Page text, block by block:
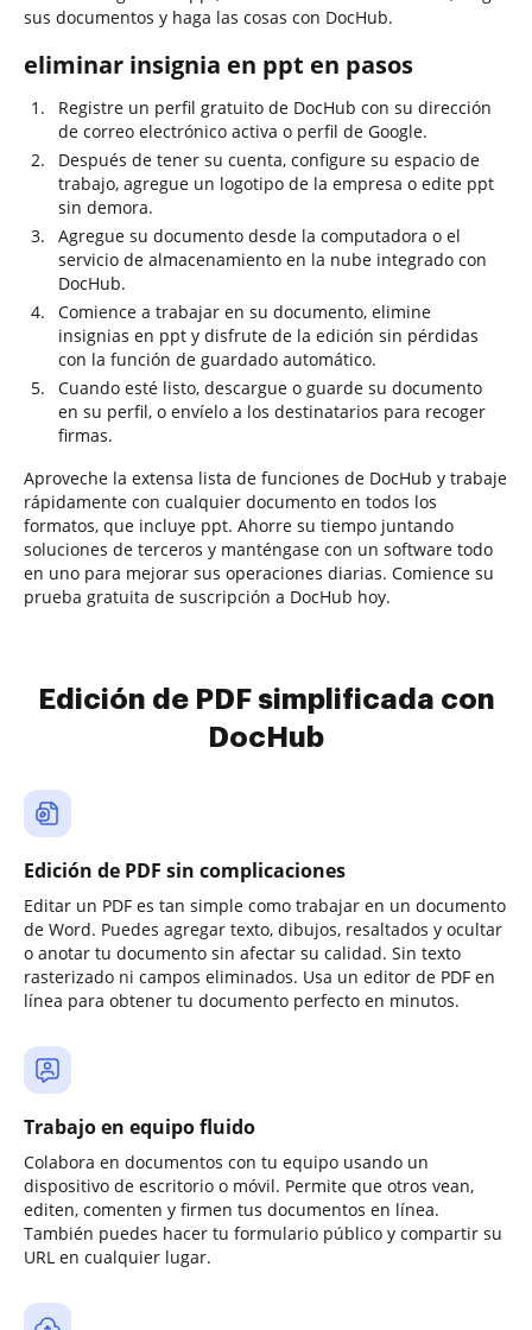
sus documentos y haga las cosas con DocHub.
eliminar insignia en ppt en pasos
Registre un perfil gratuito de DocHub con su dirección
de correo electrónico activa o perfil de Google.
Después de tener su cuenta, configure su espacio de
trabajo, agregue un logotipo de la empresa o edite ppt
sin demora.
Agregue su documento desde la computadora o el
servicio de almacenamiento en la nube integrado con
DocHub.
Comience a trabajar en su documento, elimine
insignias en ppt y disfrute de la edición sin pérdidas
con la función de guardado automático.
Cuando esté listo, descargue o guarde su documento
en su perfil, o envíelo a los destinatarios para recoger
firmas.
Aproveche la extensa lista de funciones de DocHub y trabaje
rápidamente con cualquier documento en todos los
formatos, que incluye ppt. Ahorre su tiempo juntando
soluciones de terceros y manténgase con un software todo
en uno para mejorar sus operaciones diarias. Comience su
prueba gratuita de suscripción a DocHub hoy.
Edición de PDF simplificada con
DocHub
Edición de PDF sin complicaciones
Editar un PDF es tan simple como trabajar en un documento
de Word. Puedes agregar texto, dibujos, resaltados y ocultar
o anotar tu documento sin afectar su calidad. Sin texto
rasterizado ni campos eliminados. Usa un editor de PDF en
línea para obtener tu documento perfecto en minutos.
Trabajo en equipo fluido
Colabora en documentos con tu equipo usando un
dispositivo de escritorio o móvil. Permite que otros vean,
editen, comenten y firmen tus documentos en línea.
También puedes hacer tu formulario público y compartir su
URL en cualquier lugar.